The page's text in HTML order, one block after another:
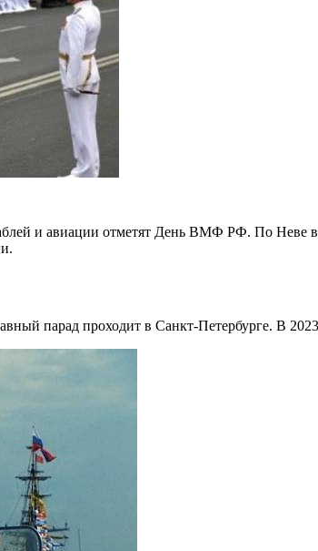
и авиации отметят День ВМФ РФ. По Неве
парад проходит в Санкт-Петербурге. В